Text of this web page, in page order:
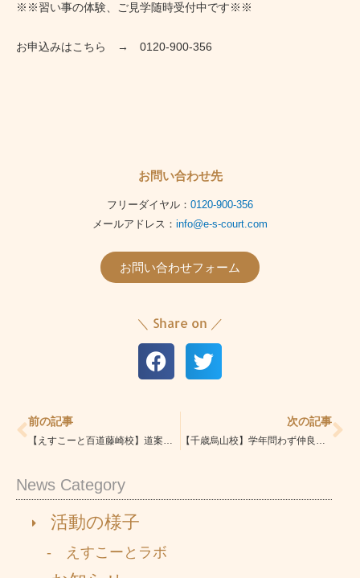
News Category
活動の様子
- えすこーとラボ
※※習い事の体験、ご見学随時受付中です※※
お申込みはこちら → 0120-900-356
お問い合わせ先
フリーダイヤル： 0120-900-356
メールアドレス： info@e-s-court.com
お問い合わせフォーム
＼ Share on ／
前の記事
【えすこーと百道藤崎校】道案内☆
次の記事
【千歳烏山校】学年問わず仲良しです！